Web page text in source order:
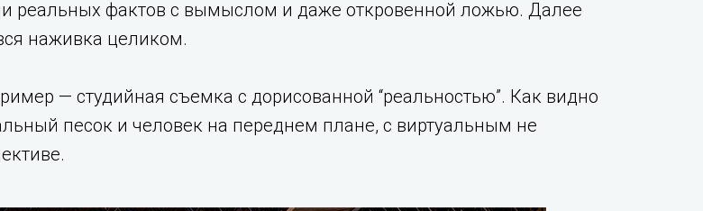
реальных фактов с вымыслом и даже откровенной ложью. Далее
наживка целиком.
— студийная съемка с дорисованной “реальностью”. Как видно
песок и человек на переднем плане, с виртуальным не